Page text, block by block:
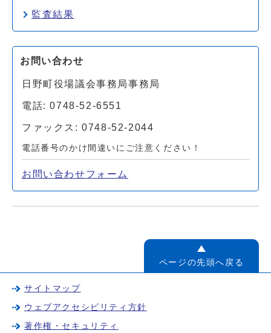
監査結果
お問い合わせ
日野町役場議会事務局事務局
電話: 0748-52-6551
ファックス: 0748-52-2044
電話番号のかけ間違いにご注意ください！
お問い合わせフォーム
ページの先頭へ戻る
サイトマップ
ウェブアクセシビリティ方針
著作権・セキュリティ